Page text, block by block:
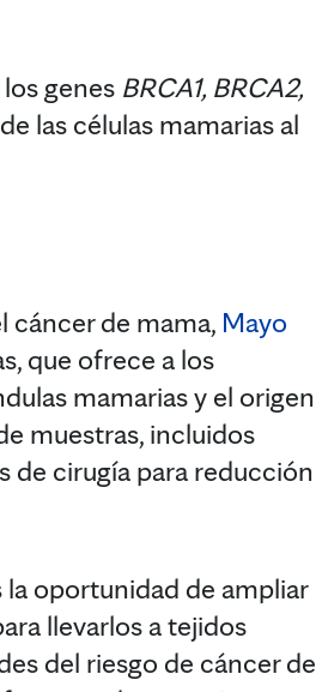
genes BRCA1, BRCA2,
las células mamarias al
cáncer de mama, Mayo
que ofrece a los
mamarias y el origen
muestras, incluidos
de cirugía para reducción
la oportunidad de ampliar
llevarlos a tejidos
del riesgo de cáncer de